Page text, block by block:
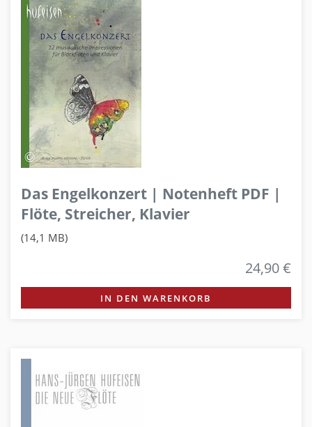
Das Engelkonzert | Notenheft PDF |
Flöte, Streicher, Klavier
(14,1 MB)
24,90 €
IN DEN WARENKORB